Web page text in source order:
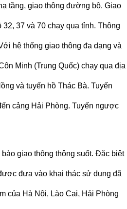
tầng, giao thông đường bộ. Giao
37 và 70 chạy qua tỉnh. Thông
hệ thống giao thông đa dạng và
Minh (Trung Quốc) chạy qua địa
và tuyến hồ Thác Bà. Tuyến
cảng Hải Phòng. Tuyến ngược
giao thông thông suốt. Đặc biệt
đưa vào khai thác sử dụng đã
của Hà Nội, Lào Cai, Hải Phòng